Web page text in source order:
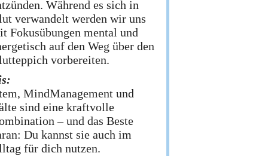
Während es sich in
verwandelt werden wir uns
Fokusübungen mental und
auf den Weg über den
vorbereiten.
MindManagement und
sind eine kraftvolle
– und das Beste
Du kannst sie auch im
für dich nutzen.